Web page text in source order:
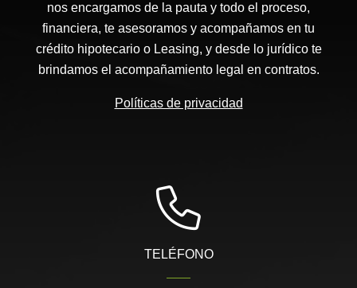
nos encargamos de la pauta y todo el proceso,
financiera, te asesoramos y acompañamos en tu
crédito hipotecario o Leasing, y desde lo jurídico te
brindamos el acompañamiento legal en contratos.
Políticas de privacidad
TELÉFONO